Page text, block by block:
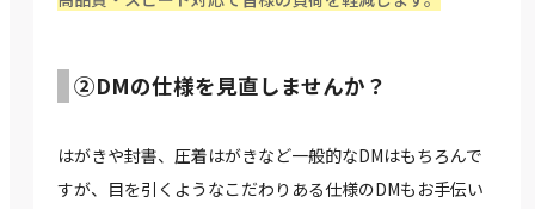
②DMの仕様を見直しませんか？
はがきや封書、圧着はがきなど一般的なDMはもちろんで
すが、目を引くようなこだわりある仕様のDMもお手伝い